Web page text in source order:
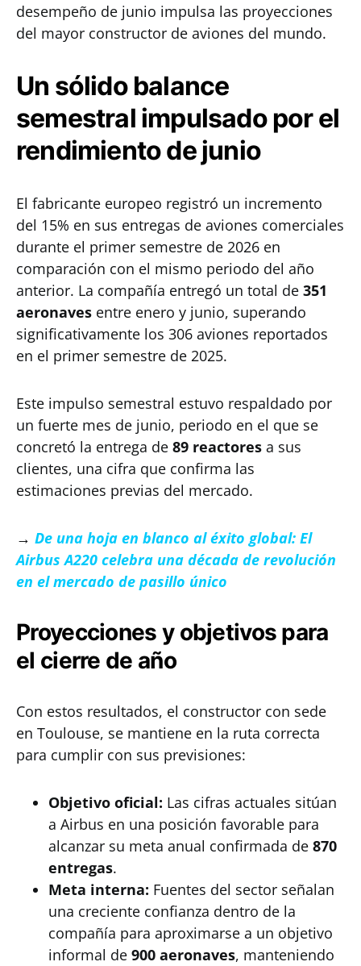
desempeño de junio impulsa las proyecciones
del mayor constructor de aviones del mundo.
Un sólido balance
semestral impulsado por el
rendimiento de junio
El fabricante europeo registró un incremento
del 15% en sus entregas de aviones comerciales
durante el primer semestre de 2026 en
comparación con el mismo periodo del año
anterior. La compañía entregó un total de 351
aeronaves entre enero y junio, superando
significativamente los 306 aviones reportados
en el primer semestre de 2025.
Este impulso semestral estuvo respaldado por
un fuerte mes de junio, periodo en el que se
concretó la entrega de 89 reactores a sus
clientes, una cifra que confirma las
estimaciones previas del mercado.
→ De una hoja en blanco al éxito global: El
Airbus A220 celebra una década de revolución
en el mercado de pasillo único
Proyecciones y objetivos para
el cierre de año
Con estos resultados, el constructor con sede
en Toulouse, se mantiene en la ruta correcta
para cumplir con sus previsiones:
Objetivo oficial: Las cifras actuales sitúan
a Airbus en una posición favorable para
alcanzar su meta anual confirmada de 870
entregas.
Meta interna: Fuentes del sector señalan
una creciente confianza dentro de la
compañía para aproximarse a un objetivo
informal de 900 aeronaves, manteniendo